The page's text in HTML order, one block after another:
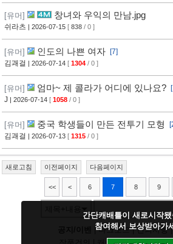
[유머] 창녀와 우익의 만남.jpg
쉬라츠 | 2026-07-15 [ 838 / 0 ]
[유머] 인도의 나쁜 여자
[7]
김괘걸
| 2026-07-14 [ 1304 / 0 ]
[유머] 엄마~ 제 콜라가 어디에 있나요?
J | 2026-07-14 [ 1058 / 0 ]
[유머] 중국 학생들이 만든 전투기 모형
김괘걸
| 2026-07-13 [ 1315 / 0 ]
새로고침 이전페이지 다음페이지
<< < 6 7 8 9
|다크모드|건의사항
간단캐배틀이 새로시작
참여해서 보상받아가